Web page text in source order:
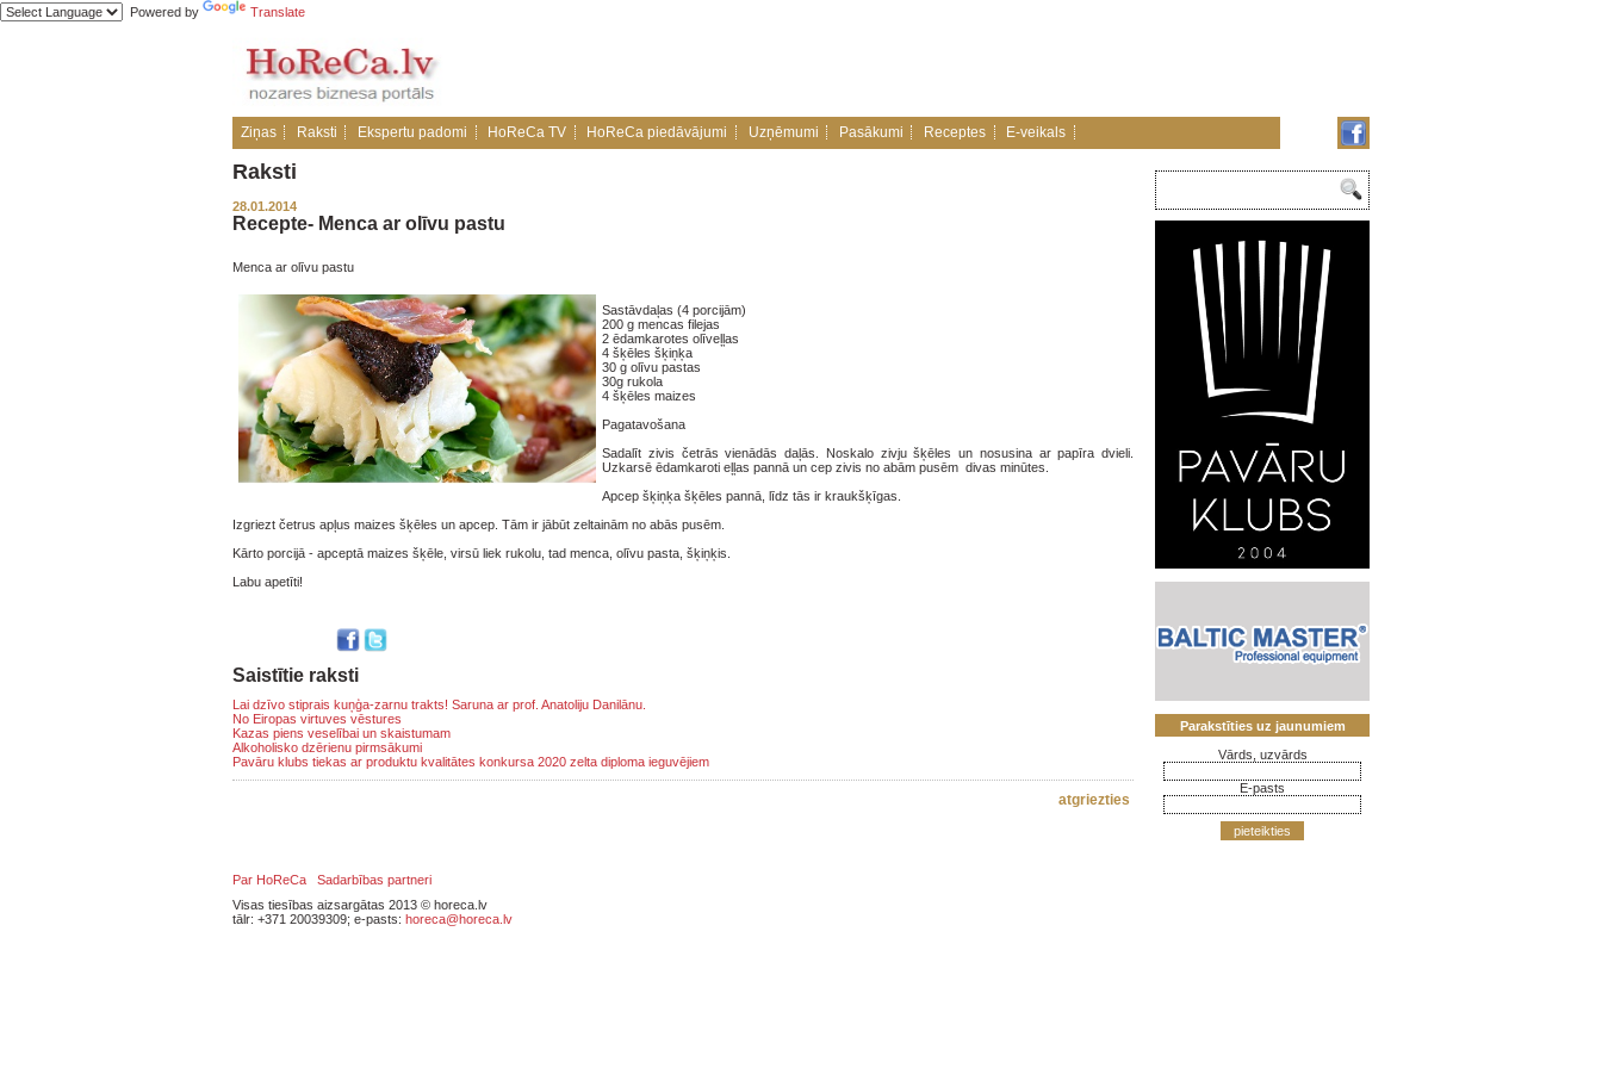
Powered by Translate
Ziņas Raksti Ekspertu padomi HoReCa TV HoReCa piedāvājumi Uzņēmumi Pasākumi Receptes E-veikals
Raksti
28.01.2014
Recepte- Menca ar olīvu pastu
Menca ar olīvu pastu
Sastāvdaļas (4 porcijām)
200 g mencas filejas
2 ēdamkarotes olīveļļas
4 šķēles šķiņķa
30 g olīvu pastas
30g rukola
4 šķēles maizes
Pagatavošana
Sadalīt zivis četrās vienādās daļās. Noskalo zivju šķēles un nosusina ar papīra dvieli.
Uzkarsē ēdamkaroti eļļas pannā un cep zivis no abām pusēm divas minūtes.
Apcep šķiņķa šķēles pannā, līdz tās ir kraukšķīgas.
Izgriezt četrus apļus maizes šķēles un apcep. Tām ir jābūt zeltainām no abās pusēm.
Kārto porcijā - apceptā maizes šķēle, virsū liek rukolu, tad menca, olīvu pasta, šķiņķis.
Labu apetīti!
Saistītie raksti
Lai dzīvo stiprais kuņģa-zarnu trakts! Saruna ar prof. Anatoliju Danilānu.
No Eiropas virtuves vēstures
Kazas piens veselībai un skaistumam
Alkoholisko dzērienu pirmsākumi
Pavāru klubs tiekas ar produktu kvalitātes konkursa 2020 zelta diploma ieguvējiem
atgriezties
Parakstīties uz jaunumiem
Vārds, uzvārds
E-pasts
pieteikties
Par HoReCa
Sadarbības partneri
Visas tiesības aizsargātas 2013 © horeca.lv
tālr: +371 20039309; e-pasts: horeca@horeca.lv